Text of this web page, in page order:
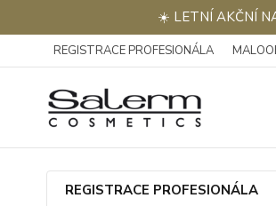
☀️ LETNÍ AKČNÍ
REGISTRACE PROFESIONÁLA
REGISTRACE PROFESIONÁLA